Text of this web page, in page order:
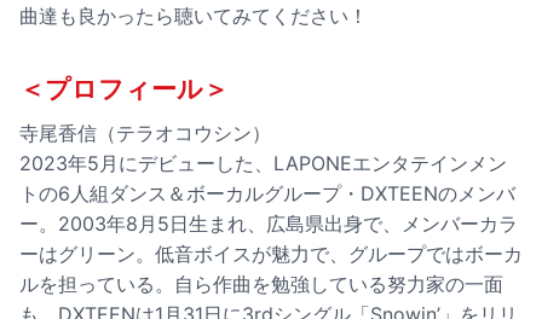
曲達も良かったら聴いてみてください！
＜プロフィール＞
寺尾香信（テラオコウシン）
2023年5月にデビューした、LAPONEエンタテインメン
トの6人組ダンス＆ボーカルグループ・DXTEENのメンバ
ー。2003年8月5日生まれ、広島県出身で、メンバーカラ
ーはグリーン。低音ボイスが魅力で、グループではボーカ
ルを担っている。自ら作曲を勉強している努力家の一面
も。DXTEENは1月31日に3rdシングル「Snowin’」をリリ